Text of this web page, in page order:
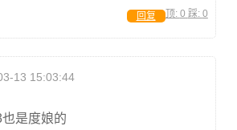
顶: 0 踩: 0
回复
13 15:03:44
是度娘的